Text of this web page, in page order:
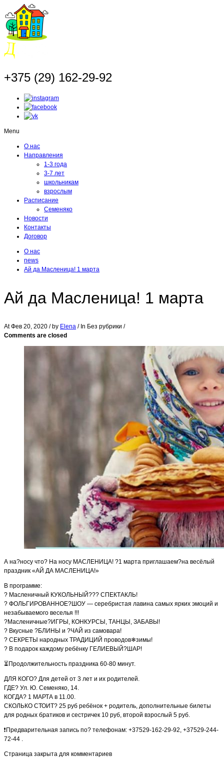
+375 (29) 162-29-92
Menu
О нас
Направления
1-3 года
3-7 лет
школьникам
взрослым
Расписание
Семеняко
Новости
Контакты
Договор
О нас
news
Ай да Масленица! 1 марта
Ай да Масленица! 1 марта
AtФев 20, 2020 / by Elena / In Без рубрики /
Comments are closed
А на?носу что? На носу МАСЛЕНИЦА! ?1 марта приглашаем?на весёлый
праздник «АЙ ДА МАСЛЕНИЦА!»
В программе:
? Масленичный КУКОЛЬНЫЙ??? СПЕКТАКЛЬ!
? ФОЛЬГИРОВАННОЕ?ШОУ — серебристая лавина самых ярких эмоций и
незабываемого веселья !!!
?Масленичные?ИГРЫ, КОНКУРСЫ, ТАНЦЫ, ЗАБАВЫ!
? Вкусные ?БЛИНЫ и ?ЧАЙ из самовара!
? СЕКРЕТЫ народных ТРАДИЦИЙ проводов❄зимы!
? В подарок каждому ребёнку ГЕЛИЕВЫЙ?ШАР!
⏳Продолжительность праздника 60-80 минут.
ДЛЯ КОГО? Для детей от 3 лет и их родителей.
ГДЕ? Ул. Ю. Семеняко, 14.
КОГДА? 1 МАРТА в 11.00.
СКОЛЬКО СТОИТ? 25 руб ребёнок + родитель, дополнительные билеты
для родных братиков и сестричек 10 руб, второй взрослый 5 руб.
❗Предварительная запись по? телефонам: +37529-162-29-92, +37529-244-
72-44 .
Страница закрыта для комментариев